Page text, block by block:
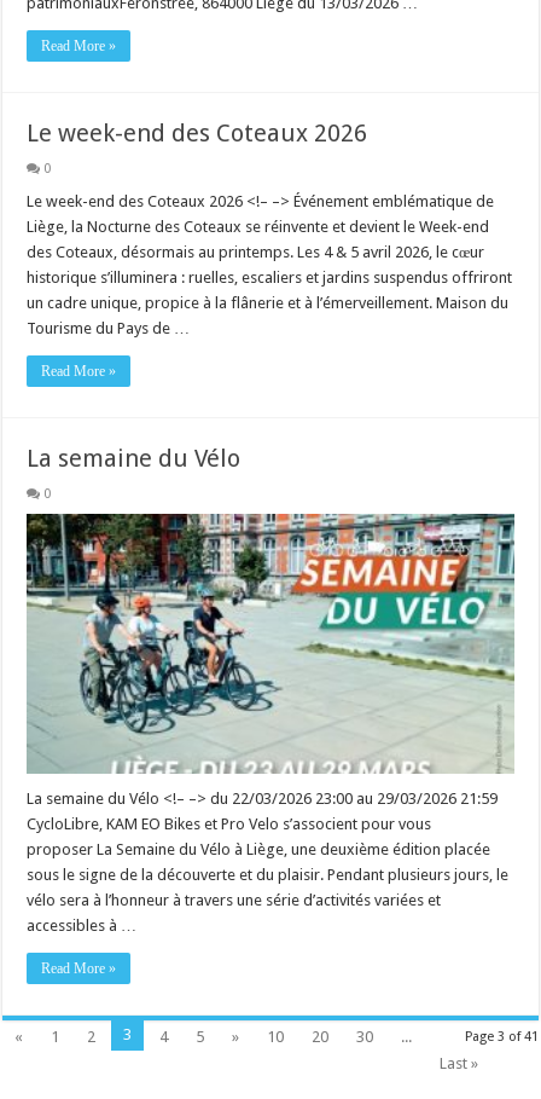
Read More »
Le week-end des Coteaux 2026
0
Le week-end des Coteaux 2026 <!– –> Événement emblématique de
Liège, la Nocturne des Coteaux se réinvente et devient le Week-end
des Coteaux, désormais au printemps. Les 4 & 5 avril 2026, le cœur
historique s’illuminera : ruelles, escaliers et jardins suspendus offriront
un cadre unique, propice à la flânerie et à l’émerveillement. Maison du
Tourisme du Pays de …
Read More »
La semaine du Vélo
0
La semaine du Vélo <!– –> du 22/03/2026 23:00 au 29/03/2026 21:59
CycloLibre, KAM EO Bikes et Pro Velo s’associent pour vous
proposer La Semaine du Vélo à Liège, une deuxième édition placée
sous le signe de la découverte et du plaisir. Pendant plusieurs jours, le
vélo sera à l’honneur à travers une série d’activités variées et
accessibles à …
Read More »
Page 3 of 41
« 1 2 3 4 5 » 10 20 30
...
Last »